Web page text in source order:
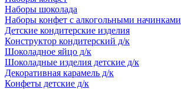
Наборы шоколада
Наборы конфет с алкогольными начинками
Детские кондитерские изделия
Конструктор кондитерский д/к
Шоколадное яйцо д/к
Шоколадные изделия детские д/к
Декоративная карамель д/к
Конфеты детские д/к